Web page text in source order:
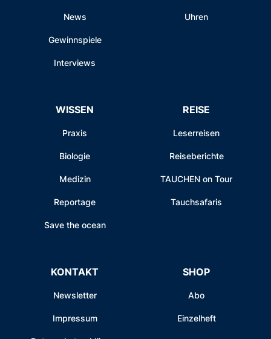
News
Gewinnspiele
Interviews
Uhren
WISSEN
Praxis
Biologie
Medizin
Reportage
Save the ocean
REISE
Leserreisen
Reiseberichte
TAUCHEN on Tour
Tauchsafaris
KONTAKT
Newsletter
Impressum
SHOP
Abo
Einzelheft